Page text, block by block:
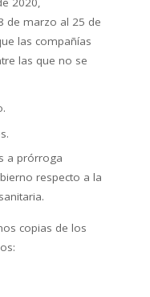
de marzo al 25 de
las compañías
las que no se
a prórroga
respecto a la
copias de los